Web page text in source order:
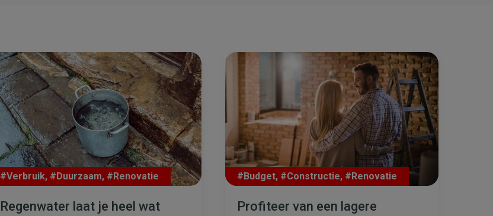
#Verbruik, #Duurzaam, #Renovatie
Regenwater laat je heel wat
#Budget, #Constructie, #Renovatie
Profiteer van een lagere